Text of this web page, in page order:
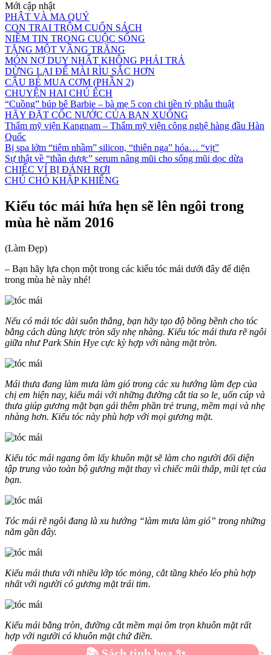
Mới cập nhật
PHẬT VÀ MA QUỶ
CON TRAI TRỘM CUỐN SÁCH
NIỀM TIN TRONG CUỘC SỐNG
TẶNG MỘT VẦNG TRĂNG
MÓN NỢ DUY NHẤT KHÔNG PHẢI TRẢ
DỪNG LẠI ĐỂ MÀI RÌU SẮC HƠN
CẬU BÉ MUA CƠM (PHẦN 2)
CHUYỆN HAI CHÚ ẾCH
“Cuồng” búp bê Barbie – bà mẹ 5 con chi tiền tỷ phẫu thuật
HÃY ĐẶT CỐC NƯỚC CỦA BẠN XUỐNG
Thẩm mỹ viện Kangnam – Thẩm mỹ viện công nghệ hàng đầu Hàn
Quốc
Bị spa lởm “tiêm nhầm” silicon, “thiên nga” hóa… “vịt”
Sự thật về “thần dược” serum nâng mũi cho sống mũi dọc dừa
CHIẾC VÍ BỊ ĐÁNH RƠI
CHÚ CHÓ KHẬP KHIỂNG
Kiểu tóc mái hứa hẹn sẽ lên ngôi trong
mùa hè năm 2016
(Làm Đẹp)
– Bạn hãy lựa chọn một trong các kiểu tóc mái dưới đây để diện
trong mùa hè này nhé!
Nếu có mái tóc dài suôn thẳng, bạn hãy tạo độ bồng bềnh cho tóc
bằng cách dùng lược tròn sấy nhẹ nhàng. Kiểu tóc mái thưa rẽ ngôi
giữa như Park Shin Hye cực kỳ hợp với nàng mặt tròn.
Mái thưa đang làm mưa làm gió trong các xu hướng làm đẹp của
chị em hiện nay, kiểu mái với những đường cắt tỉa so le, uốn cúp và
thưa giúp gương mặt bạn gái thêm phần trẻ trung, mềm mại và nhẹ
nhàng hơn. Kiểu tóc này phù hợp với mọi gương mặt.
Kiểu tóc mái ngang ôm lấy khuôn mặt sẽ làm cho người đối diện
tập trung vào toàn bộ gương mặt thay vì chiếc mũi thấp, mũi tẹt của
bạn.
Tóc mái rẽ ngôi đang là xu hướng “làm mưa làm gió” trong những
năm gần đây.
Kiểu mái thưa với nhiều lớp tóc mỏng, cắt tầng khéo léo phù hợp
nhất với người có gương mặt trái tim.
Kiểu mái bằng tròn, đường cắt mềm mại ôm trọn khuôn mặt rất
hợp với người có khuôn mặt chứ điền.